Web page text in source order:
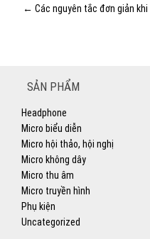
← Các nguyên tắc đơn giản
SẢN PHẨM
Headphone
Micro biểu diễn
Micro hội thảo, hội nghị
Micro không dây
Micro thu âm
Micro truyền hình
Phụ kiện
Uncategorized